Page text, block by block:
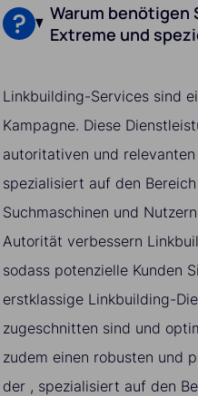
Warum benötigen
Extreme und
Linkbuilding-Services sind
Kampagne. Diese
autoritativen und
spezialisiert auf den
Suchmaschinen und
Autorität verbessern
sodass potenzielle Kunden
erstklassige Linkbuilding-
zugeschnitten sind und
zudem einen robusten und
der , spezialisiert auf den